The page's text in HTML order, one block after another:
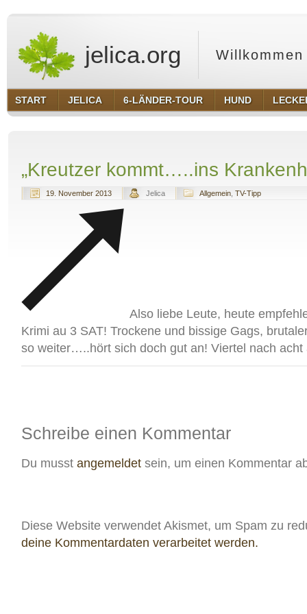
jelica.org
START JELICA 6-LÄNDER-TOUR HUND
„Kreutzer kommt…..ins
19. November 2013 Jelica Allgemein TV-Tipp
Also liebe Leute, heute
Krimi au 3 SAT! Trockene und bissige Gags,
so weiter…..hört sich doch gut an! Viertel nach acht
Schreibe einen Kommentar
Du musst angemeldet sein, um einen Kommentar
Diese Website verwendet Akismet, um Spam zu
deine Kommentardaten verarbeitet werden.